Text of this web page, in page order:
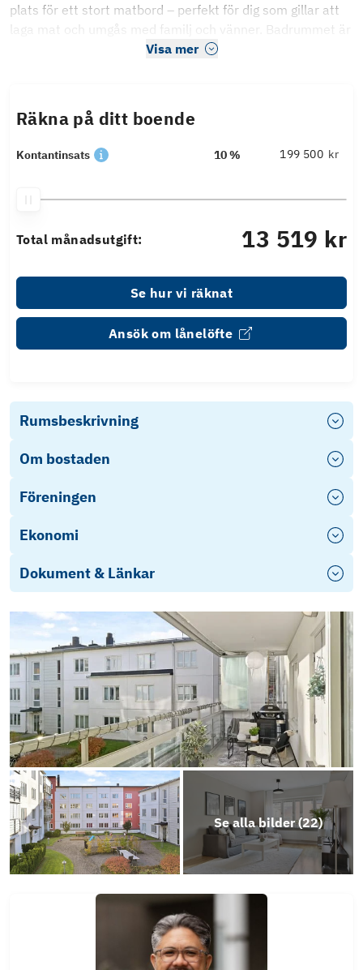
plats för ett stort matbord – perfekt för dig som gillar att
laga mat och umgås med familj och vänner. Badrummet är
Visa mer
Räkna på ditt boende
Kontantinsats 10 % kr
Total månadsutgift: 13 519 kr
Se hur vi räknat
Ansök om lånelöfte
Rumsbeskrivning
Om bostaden
Föreningen
Ekonomi
Dokument & Länkar
Årsredovisning 2024
Årsredovisning 2025
Objektsbeskrivning
Se alla bilder (22)